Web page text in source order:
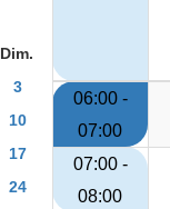
Dim.
3
10
17
24
06:00 -
07:00
07:00 -
08:00